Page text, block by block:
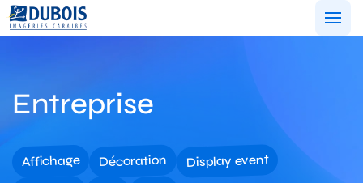
Aller
au
Entreprise
Affichage Décoration Display event